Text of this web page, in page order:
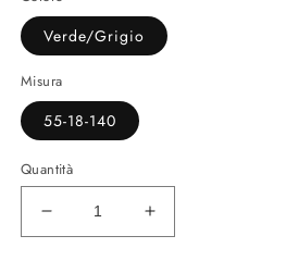
Verde/Grigio
Misura
55-18-140
Quantità
Diminuisci
quantità
Aumenta
quantità